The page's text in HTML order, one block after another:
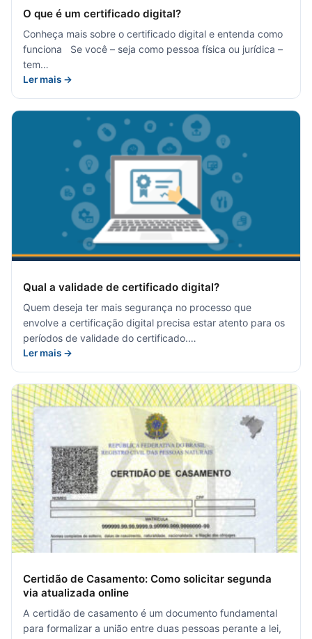
O que é um certificado digital?
Conheça mais sobre o certificado digital e entenda como
funciona Se você – seja como pessoa física ou jurídica –
tem…
Ler mais →
Qual a validade de certificado digital?
Quem deseja ter mais segurança no processo que
envolve a certificação digital precisa estar atento para os
períodos de validade do certificado.…
Ler mais →
Certidão de Casamento: Como solicitar segunda
via atualizada online
A certidão de casamento é um documento fundamental
para formalizar a união entre duas pessoas perante a lei,